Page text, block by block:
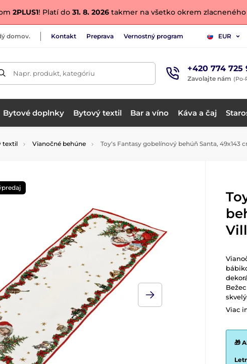
2PLUS1! Platí do 31. 8. 2026 takmer na všetko okrem
domov. Kontakt Preprava Vernostný program EUR
Napr. produkt, kategóriu +420 774 725
Zavolajte nám (Po-
Bytové doplnky Bytový textil Bar a víno Káva a čaj
textil Vianočné behúne Toy‘s Fantasy gobelínový behúň Santa, 49x143
Viac
🎁